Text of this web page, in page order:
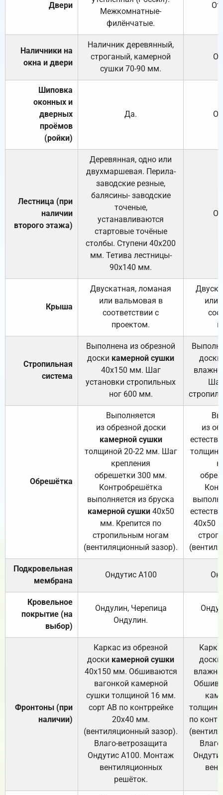
Двери
Межкомнатные-
филёнчатые.
Наличники на
окна и двери
Наличник деревянный,
строганый, камерной
сушки 70-90 мм.
Шиповка
оконных и
дверных
проёмов
(ройки)
Да.
Лестница (при
наличии
второго этажа)
Деревянная, одно или
двухмаршевая. Перила-
заводские резные,
балясины- заводские
точеные,
устанавливаются
стартовые точёные
столбы. Ступени 40х200
мм. Тетива лестницы-
90х140 мм.
Крыша
Двускатная, ломаная
или вальмовая в
соответствии с
проектом.
или
Стропильная
система
Выполнена из обрезной
доски камерной сушки
40х150 мм. Шаг
установки стропильных
ног 600 мм.
доски
Обрешётка
Выполняется
из обрезной доски
камерной сушки
толщиной 20-22 мм. Шаг
крепления
обрешетки 300 мм.
Контробрешётка
выполняется из бруска
камерной сушки40х50
мм. Крепится по
стропильным ногам
(вентиляционный зазор).
из
40х50
Подкровельная
мембрана
Ондутис А100
Кровельное
покрытие (на
выбор)
Ондулин, Черепица
Ондулин.
Фронтоны (при
наличии)
Каркас из обрезной
доски камерной сушки
40х150 мм. Обшиваются
вагонкой камерной
сушки толщиной 16 мм.
сорт АВ по контррейке
20х40 мм.
(вентиляционный зазор).
Влаго-ветрозащита
Ондутис А100. Монтаж
вентиляционных
решёток.
доски
по